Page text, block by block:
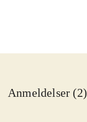
Anmeldelser (2)